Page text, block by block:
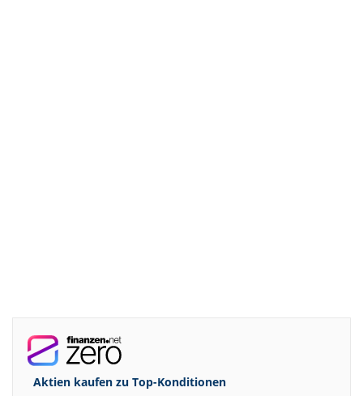
Aktien kaufen zu Top-Konditionen